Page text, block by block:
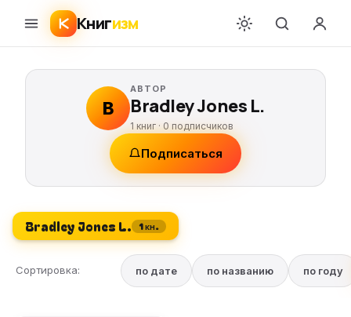
Книгизм
B
АВТОР
Bradley Jones L.
1 книг ·0 подписчиков
Подписаться
Bradley Jones L. 1 кн.
Сортировка: по дате по названию по году